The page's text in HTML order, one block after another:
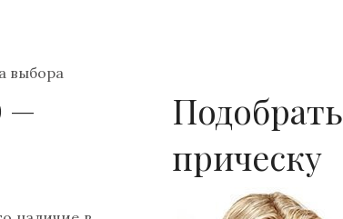
выбора
—
Подобрать
прическу